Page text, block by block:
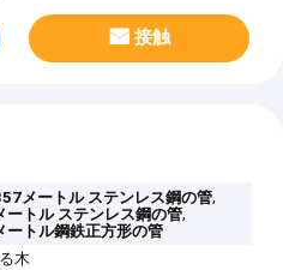
接触
メートル ステンレス鋼の管,
ートル ステンレス鋼の管,
ートル鋼鉄正方形の管
木